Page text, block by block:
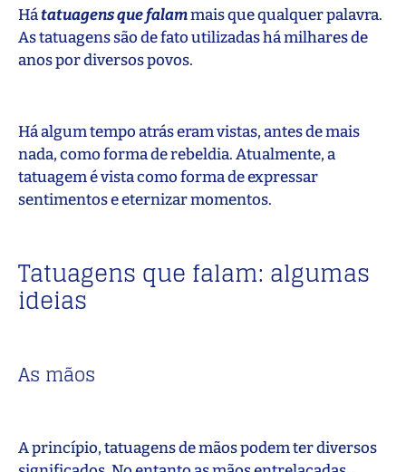
Hátatuagens que falammais que qualquer palavra.
As tatuagens são de fato utilizadas há milhares de
anos por diversos povos.
Há algum tempo atrás eram vistas, antes de mais
nada, como forma de rebeldia. Atualmente, a
tatuagem é vista como forma de expressar
sentimentos e eternizar momentos.
Tatuagens que falam: algumas
ideias
As mãos
A princípio, tatuagens de mãos podem ter diversos